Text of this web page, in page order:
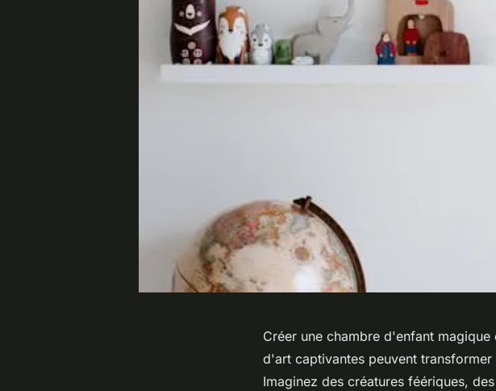
Créer une chambre d'enfant
d'art captivantes peuvent
Imaginez des créatures féériques,